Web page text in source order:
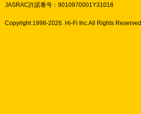
JASRAC許諾番号：9010970001Y31018
Copyright 1998-2026. Hi-Fi Inc.All Rights Reserved.